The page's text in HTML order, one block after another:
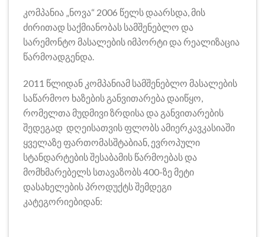
კომპანია „ნოვა“ 2006 წელს დაარსდა, მის
ძირითად საქმიანობას სამშენებლო და
სარემონტო მასალების იმპორტი და რეალიზაცია
წარმოადგენდა.
2011 წლიდან კომპანიამ სამშენებლო მასალების
საწარმოო ხაზების განვითარება დაიწყო,
რომელთა მუდმივი ზრდისა და განვითარების
შედეგად დღეისათვის ფლობს ამიერკავკასიაში
ყველაზე ფართომასშტაბიან, ევროპული
სტანდარტების შესაბამის წარმოებას და
მომხმარებელს სთავაზობს 400-ზე მეტი
დასახელების პროდუქტს შემდეგი
კატეგორიებიდან: